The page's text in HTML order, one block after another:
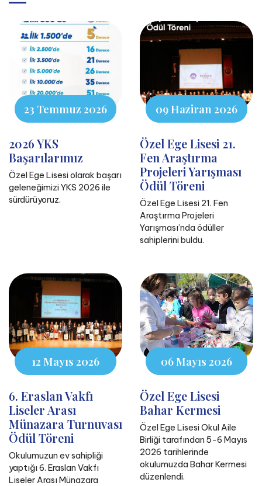
23 Temmuz 2026
2026 YKS
Başarılarımız
Özel Ege Lisesi olarak başarı
geleneğimizi YKS 2026 ile
sürdürüyoruz.
09 Haziran 2026
Özel Ege Lisesi 21.
Fen Araştırma
Projeleri Yarışması
Ödül Töreni
Özel Ege Lisesi 21. Fen
Araştırma Projeleri
Yarışması’nda ödüller
sahiplerini buldu.
12 Mayıs 2026
6. Eraslan Vakfı
Liseler Arası
Münazara Turnuvası
Ödül Töreni
Okulumuzun ev sahipliği
yaptığı 6. Eraslan Vakfı
Liseler Arası Münazara
06 Mayıs 2026
Özel Ege Lisesi
Bahar Kermesi
Özel Ege Lisesi Okul Aile
Birliği tarafından 5-6 Mayıs
2026 tarihlerinde
okulumuzda Bahar Kermesi
düzenlendi.